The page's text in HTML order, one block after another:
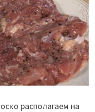
располагаем на